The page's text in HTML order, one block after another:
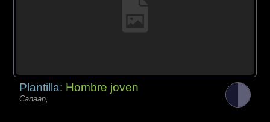
Plantilla: Hombre joven
Canaan,